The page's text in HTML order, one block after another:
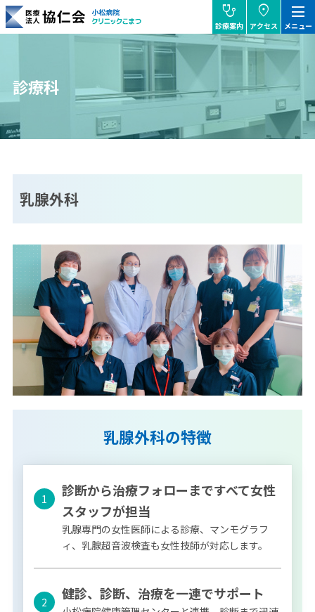
協仁会小松病院
stethoscope
診療案内
location_on
アクセス
dehaze
メニュー
診療科
乳腺外科
乳腺外科の特徴
1
診断から治療フォローまですべて女性
スタッフが担当
乳腺専門の女性医師による診療、マンモグラフ
ィ、乳腺超音波検査も女性技師が対応します。
2 健診、診断、治療を一連でサポート